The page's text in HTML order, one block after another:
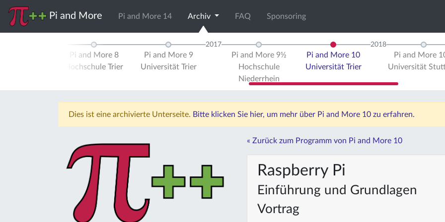
Pi and More Pi and More 14 Archiv FAQ Sponsoring
Pi and More 8
Hochschule Trier
Pi and More 9
Universität Trier
2017
Pi and More 9½
Hochschule
Niederrhein
Pi and More 10
Universität Trier
2018
Pi and More
Universität
Dies ist eine archivierte Unterseite. Bitte klicken Sie hier, um mehr über Pi and More 10 zu erfahren.
« Zurück zum Programm von Pi and More 10
Raspberry Pi
Einführung und Grundlagen
Vortrag